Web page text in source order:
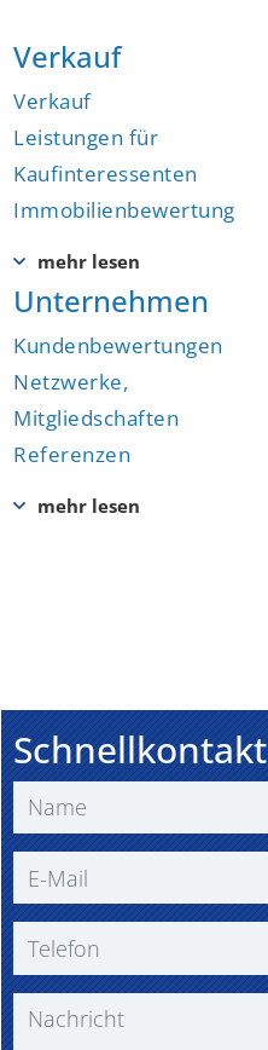
Verkauf
Verkauf
Leistungen für
Kaufinteressenten
Immobilienbewertung
Unternehmen
Kundenbewertungen
Netzwerke,
Mitgliedschaften
Referenzen
Schnellkontakt